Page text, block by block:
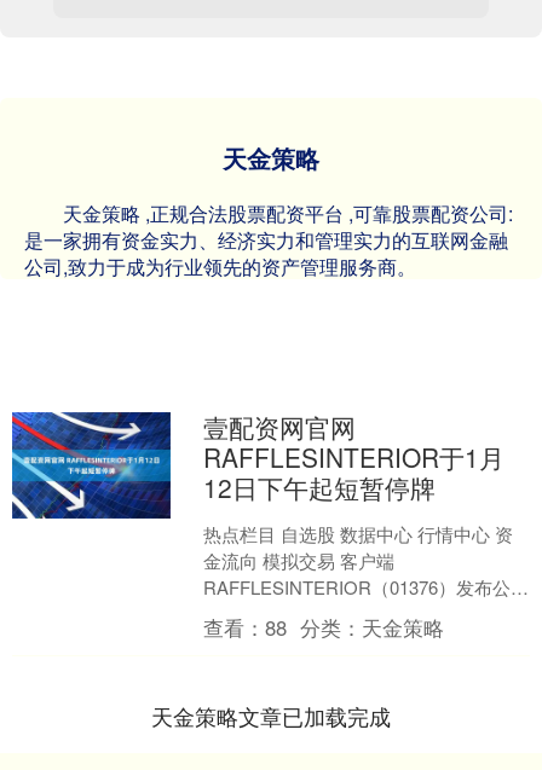
天金策略
天金策略 ,正规合法股票配资平台 ,可靠股票配资公司:
是一家拥有资金实力、经济实力和管理实力的互联网金融
公司,致力于成为行业领先的资产管理服务商。
壹配资网官网
RAFFLESINTERIOR于1月
12日下午起短暂停牌
热点栏目 自选股 数据中心 行情中心 资
金流向 模拟交易 客户端
RAFFLESINTERIOR（01376）发布公
告，公司股份将于今天2026年1月12日下
午....
查看：88 分类： 天金策略
天金策略文章已加载完成